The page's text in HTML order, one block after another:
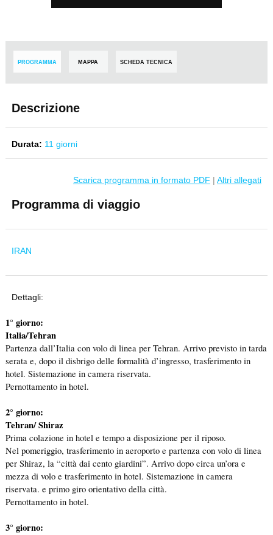
PROGRAMMA MAPPA SCHEDA TECNICA
Descrizione
Durata: 11 giorni
Scarica programma in formato PDF | Altri allegati
Programma di viaggio
IRAN
Dettagli:
1° giorno:
Italia/Tehran
Partenza dall’Italia con volo di linea per Tehran. Arrivo previsto in tarda
serata e, dopo il disbrigo delle formalità d’ingresso, trasferimento in
hotel. Sistemazione in camera riservata.
Pernottamento in hotel.
2° giorno:
Tehran/ Shiraz
Prima colazione in hotel e tempo a disposizione per il riposo.
Nel pomeriggio, trasferimento in aeroporto e partenza con volo di linea
per Shiraz, la “città dai cento giardini”. Arrivo dopo circa un’ora e
mezza di volo e trasferimento in hotel. Sistemazione in camera
riservata. e primo giro orientativo della città.
Pernottamento in hotel.
3° giorno: